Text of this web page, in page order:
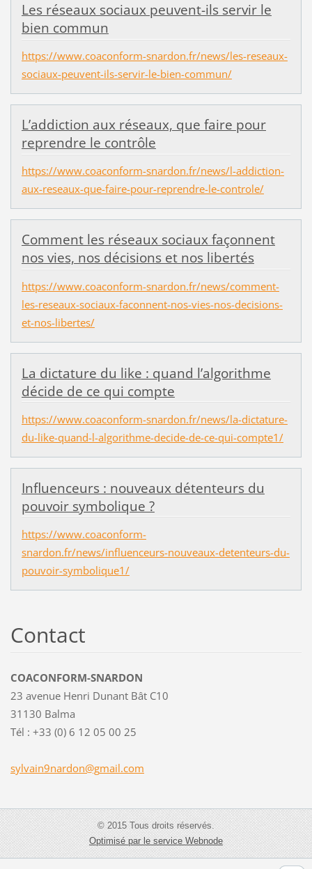
Les réseaux sociaux peuvent-ils servir le
bien commun
https://www.coaconform-snardon.fr/news/les-reseaux-
sociaux-peuvent-ils-servir-le-bien-commun/
L’addiction aux réseaux, que faire pour
reprendre le contrôle
https://www.coaconform-snardon.fr/news/l-addiction-
aux-reseaux-que-faire-pour-reprendre-le-controle/
Comment les réseaux sociaux façonnent
nos vies, nos décisions et nos libertés
https://www.coaconform-snardon.fr/news/comment-
les-reseaux-sociaux-faconnent-nos-vies-nos-decisions-
et-nos-libertes/
La dictature du like : quand l’algorithme
décide de ce qui compte
https://www.coaconform-snardon.fr/news/la-dictature-
du-like-quand-l-algorithme-decide-de-ce-qui-compte1/
Influenceurs : nouveaux détenteurs du
pouvoir symbolique ?
https://www.coaconform-
snardon.fr/news/influenceurs-nouveaux-detenteurs-du-
pouvoir-symbolique1/
Contact
COACONFORM-SNARDON
23 avenue Henri Dunant Bât C10
31130 Balma
Tél : +33 (0) 6 12 05 00 25
sylvain9nardon@gmail.com
© 2015 Tous droits réservés.
Optimisé par le service Webnode